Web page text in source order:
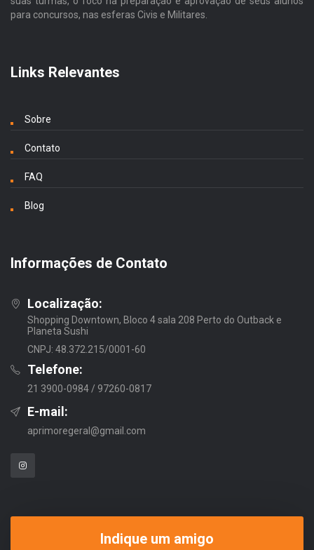
para concursos, nas esferas Civis e Militares.
Links Relevantes
Sobre
Contato
FAQ
Blog
Informações de Contato
Localização:
Shopping Downtown, Bloco 4 sala 208 Perto do Outback e
Planeta Sushi
CNPJ: 48.372.215/0001-60
Telefone:
21 3900-0984 / 97260-0817
E-mail:
aprimoregeral@gmail.com
Indique um amigo